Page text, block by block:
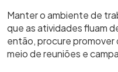
Manter o ambiente de
que as atividades fluam
então, procure
meio de reuniões e